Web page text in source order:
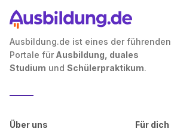
Ausbildung.de ist eines der führenden
Portale für Ausbildung, duales
Studium und Schülerpraktikum.
Über uns
Für dich